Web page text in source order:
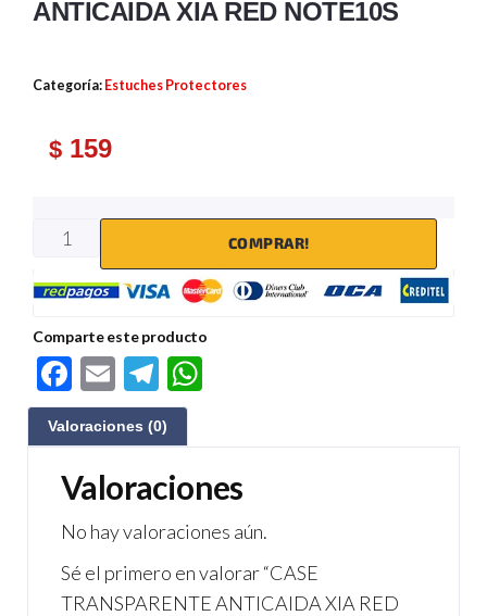
ANTICAIDA XIA RED NOTE10S
Categoría: Estuches Protectores
$ 159
COMPRAR!
Comparte este producto
F
ac
e
b
o
o
k
E
m
ail
Te
le
gr
a
m
s
A
p
p
Valoraciones (0)
Valoraciones
No hay valoraciones aún.
Sé el primero en valorar “CASE
TRANSPARENTE ANTICAIDA XIA RED